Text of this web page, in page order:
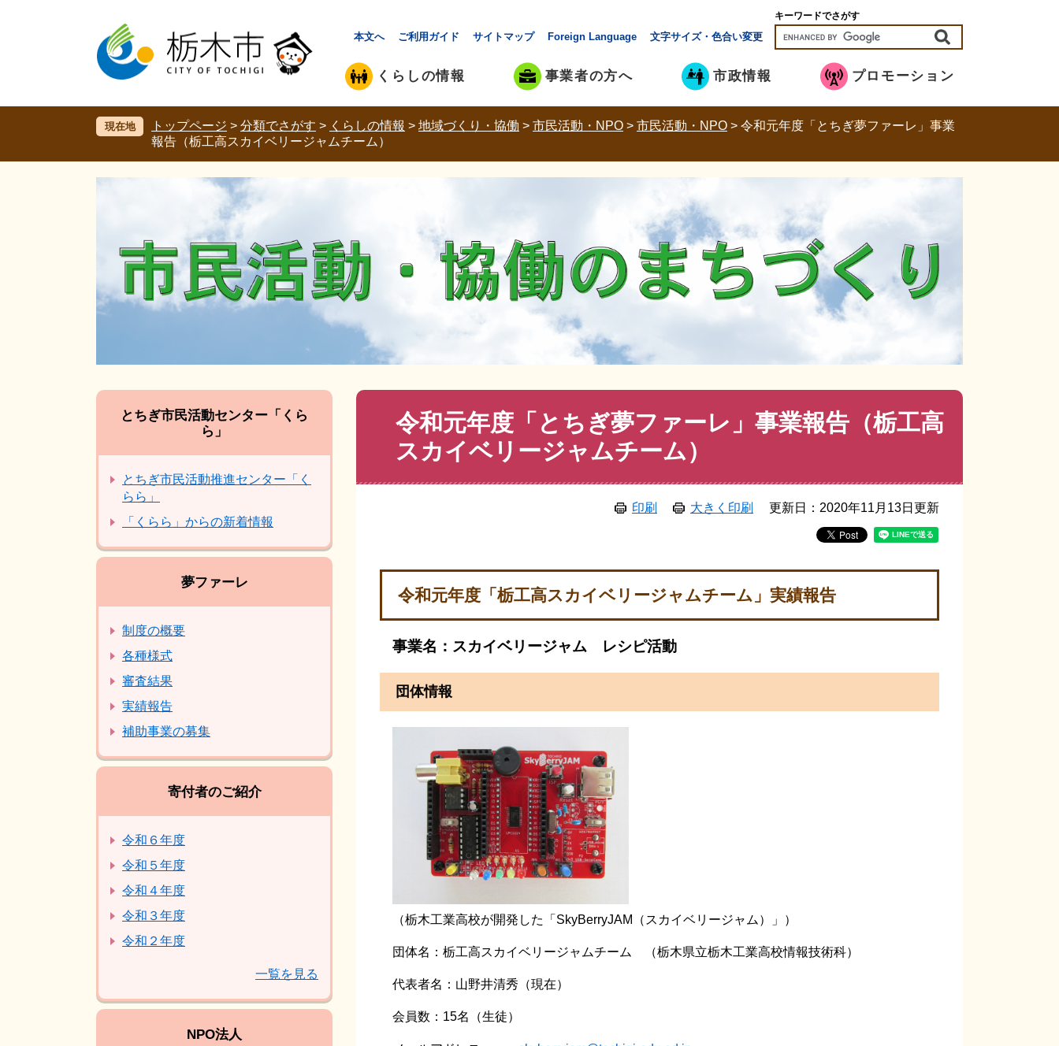
で
ば
本文へ ご利用ガイド サイトマップ Foreign Language 文字サイズ・色合い変更
キーワードでさがす
くらしの情報 事業者の方へ 市政情報 プロモーション
現在地 トップページ > 分類でさがす > くらしの情報 > 地域づくり・協働 > 市民活動・NPO > 市民活動・NPO > 令和元年度「とちぎ夢ファーレ」事業
報告（栃工高スカイベリージャムチーム）
令和元年度「とちぎ夢ファーレ」事業報告（栃工高
スカイベリージャムチーム）
印刷 大きく印刷 更新日：2020年11月13日更新
令和元年度「栃工高スカイベリージャムチーム」実績報告
事業名：スカイベリージャム レシピ活動
団体情報
（栃木工業高校が開発した「SkyBerryJAM（スカイベリージャム）」）
団体名：栃工高スカイベリージャムチーム （栃木県立栃木工業高校情報技術科）
代表者名：山野井清秀（現在）
会員数：15名（生徒）
とちぎ市民活動センター「くら
ら」
とちぎ市民活動推進センター「く
らら」
「くらら」からの新着情報
夢ファーレ
制度の概要
各種様式
審査結果
実績報告
補助事業の募集
寄付者のご紹介
令和６年度
令和５年度
令和４年度
令和３年度
令和２年度
一覧を見る
NPO法人